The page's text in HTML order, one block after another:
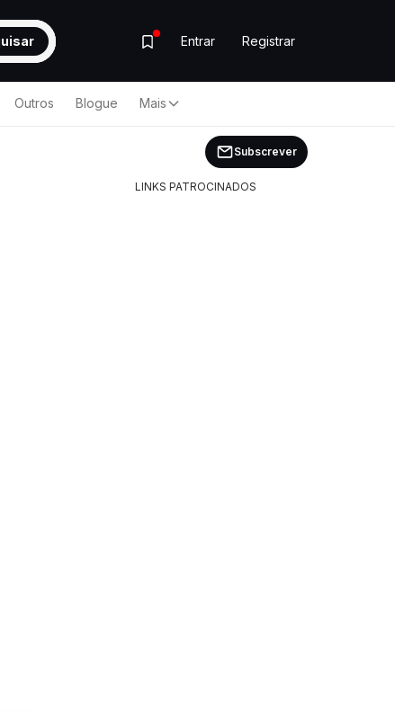
Entrar Registrar
Outros Blogue Mais
Subscrever
LINKS PATROCINADOS